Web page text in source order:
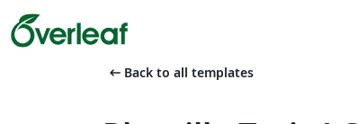
arrow_left_alt Back to all templates